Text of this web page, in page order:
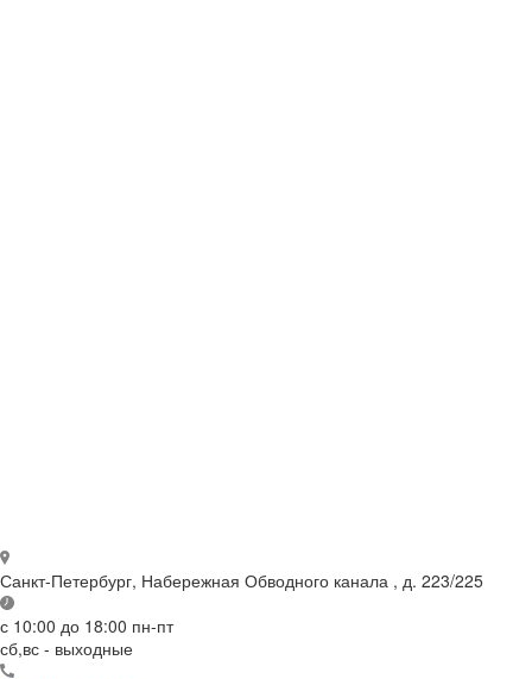
Санкт-Петербург, Набережная Обводного канала , д. 223/225
с 10:00 до 18:00 пн-пт
сб,вс - выходные